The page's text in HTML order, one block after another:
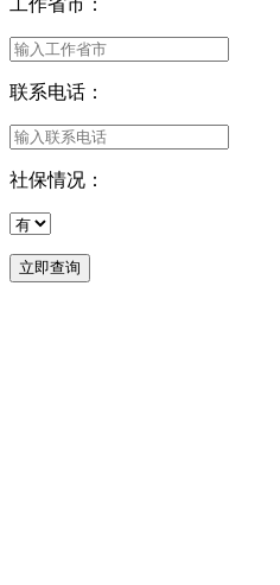
工作省市：
联系电话：
社保情况：